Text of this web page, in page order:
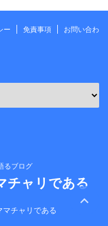
ー 免責事項
お問い合わ
るブログ
チャリである
チャリである